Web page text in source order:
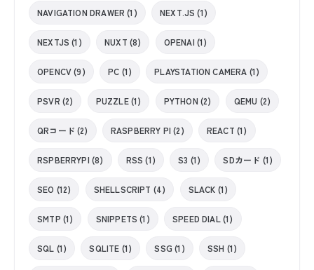
NAVIGATION DRAWER (1) NEXT.JS (1)
NEXTJS (1) NUXT (8) OPENAI (1)
OPENCV (9) PC (1) PLAYSTATION CAMERA (1)
PSVR (2) PUZZLE (1) PYTHON (2) QEMU (2)
QRコード (2) RASPBERRY PI (2) REACT (1)
RSPBERRYPI (8) RSS (1) S3 (1) SDカード (1)
SEO (12) SHELLSCRIPT (4) SLACK (1)
SMTP (1) SNIPPETS (1) SPEED DIAL (1)
SQL (1) SQLITE (1) SSG (1) SSH (1)